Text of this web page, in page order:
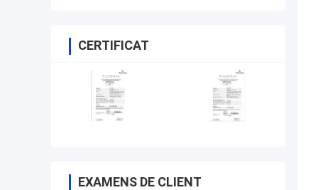
CERTIFICAT
EXAMENS DE CLIENT